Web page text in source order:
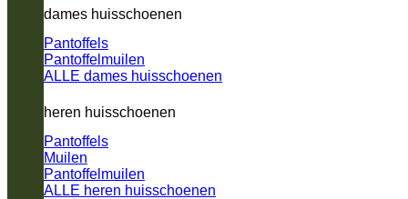
dames huisschoenen
Pantoffels
Pantoffelmuilen
ALLE dames huisschoenen
heren huisschoenen
Pantoffels
Muilen
Pantoffelmuilen
ALLE heren huisschoenen